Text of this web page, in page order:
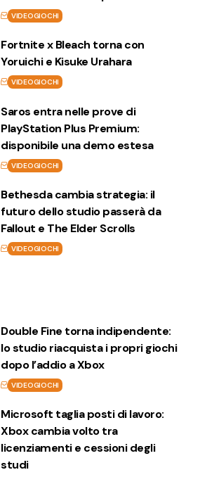
VIDEOGIOCHI
Fortnite x Bleach torna con
Yoruichi e Kisuke Urahara
VIDEOGIOCHI
Saros entra nelle prove di
PlayStation Plus Premium:
disponibile una demo estesa
VIDEOGIOCHI
Bethesda cambia strategia: il
futuro dello studio passerà da
Fallout e The Elder Scrolls
VIDEOGIOCHI
Double Fine torna indipendente:
lo studio riacquista i propri giochi
dopo l’addio a Xbox
VIDEOGIOCHI
Microsoft taglia posti di lavoro:
Xbox cambia volto tra
licenziamenti e cessioni degli
studi